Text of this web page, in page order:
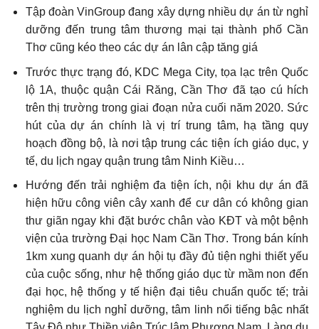
Tập đoàn VinGroup đang xây dựng nhiều dự án từ nghỉ
dưỡng đến trung tâm thương mại tại thành phố Cần
Thơ cũng kéo theo các dự án lân cập tăng giá
Trước thực trạng đó, KDC Mega City, tọa lạc trên Quốc
lộ 1A, thuộc quận Cái Răng, Cần Thơ đã tạo cú hích
trên thị trường trong giai đoạn nửa cuối năm 2020. Sức
hút của dự án chính là vị trí trung tâm, hạ tầng quy
hoạch đồng bộ, là nơi tập trung các tiện ích giáo dục, y
tế, du lịch ngay quận trung tâm Ninh Kiều…
Hướng đến trải nghiệm đa tiện ích, nội khu dự án đã
hiện hữu công viên cây xanh để cư dân có không gian
thư giãn ngay khi đặt bước chân vào KĐT và một bệnh
viện của trường Đại học Nam Cần Thơ. Trong bán kính
1km xung quanh dự án hội tụ đầy đủ tiện nghi thiết yếu
của cuộc sống, như hệ thống giáo dục từ mầm non đến
đại học, hệ thống y tế hiện đại tiêu chuẩn quốc tế; trải
nghiệm du lịch nghỉ dưỡng, tâm linh nổi tiếng bậc nhất